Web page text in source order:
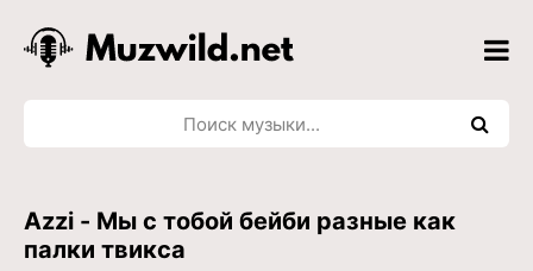
Azzi - Мы с тобой бейби разные как
палки твикса